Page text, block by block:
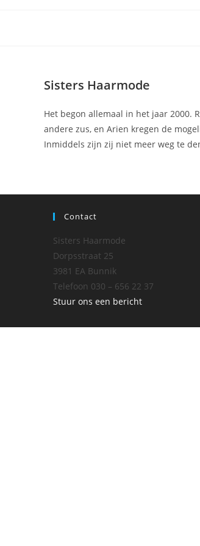
Sisters Haarmode
Het begon allemaal in het jaar 2000.
andere zus, en Arien kregen de
Inmiddels zijn zij niet meer weg te
Contact
Sisters Haarmode
Dorpsstraat 25
3981 EA Bunnik
Telefoon 030 – 656 22 37
Stuur ons een bericht